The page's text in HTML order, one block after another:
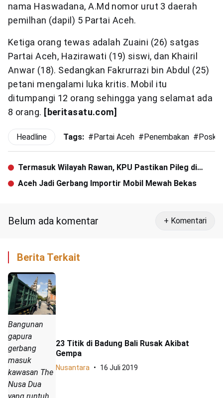
nama Haswadana, A.Md nomor urut 3 daerah
pemilhan (dapil) 5 Partai Aceh.
Ketiga orang tewas adalah Zuaini (26) satgas
Partai Aceh, Hazirawati (19) siswi, dan Khairil
Anwar (18). Sedangkan Fakrurrazi bin Abdul (25)
petani mengalami luka kritis. Mobil itu
ditumpangi 12 orang sehingga yang selamat ada
8 orang. [beritasatu.com]
Headline Tags: #Partai Aceh #Penembakan #Posko
Termasuk Wilayah Rawan, KPU Pastikan Pileg di
Aceh Tetap 9 April
Aceh Jadi Gerbang Importir Mobil Mewah Bekas
Belum ada komentar + Komentari
Berita Terkait
Bangunan
gapura
gerbang
masuk
kawasan The
Nusa Dua
23 Titik di Badung Bali Rusak Akibat
Gempa
Nusantara 16 Juli 2019